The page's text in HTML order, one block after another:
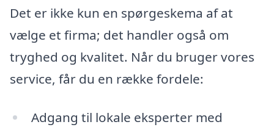
Det er ikke kun en spørgeskema af at
vælge et firma; det handler også om
tryghed og kvalitet. Når du bruger vores
service, får du en række fordele:
Adgang til lokale eksperter med